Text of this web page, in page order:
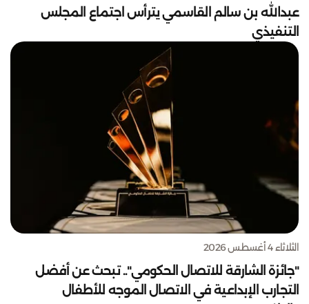
عبدالله بن سالم القاسمي يترأس اجتماع المجلس
التنفيذي
الثلاثاء 4 أغسطس 2026
"جائزة الشارقة للاتصال الحكومي".. تبحث عن أفضل
التجارب الإبداعية في الاتصال الموجه للأطفال